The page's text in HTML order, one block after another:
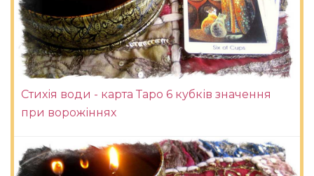
Стихія води - карта Таро 6 кубків значення
при ворожіннях